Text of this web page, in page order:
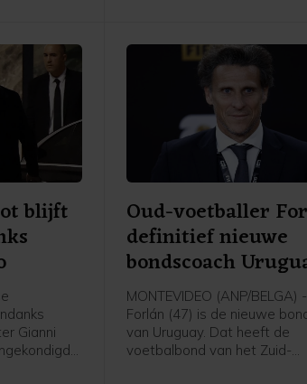
blijft
Gianni
Oud-voetballer
definitief nieuwe
bondscoach
MONTEVIDEO (ANP/BELGA)
Forlán (47) is de nieuwe
van Uruguay. Dat heeft de
voetbalbond van het Zuid-